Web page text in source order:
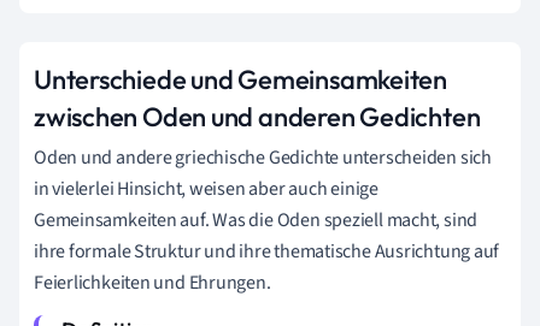
Unterschiede und Gemeinsamkeiten
zwischen Oden und anderen Gedichten
Oden und andere griechische Gedichte unterscheiden sich
in vielerlei Hinsicht, weisen aber auch einige
Gemeinsamkeiten auf. Was die Oden speziell macht, sind
ihre formale Struktur und ihre thematische Ausrichtung auf
Feierlichkeiten und Ehrungen.